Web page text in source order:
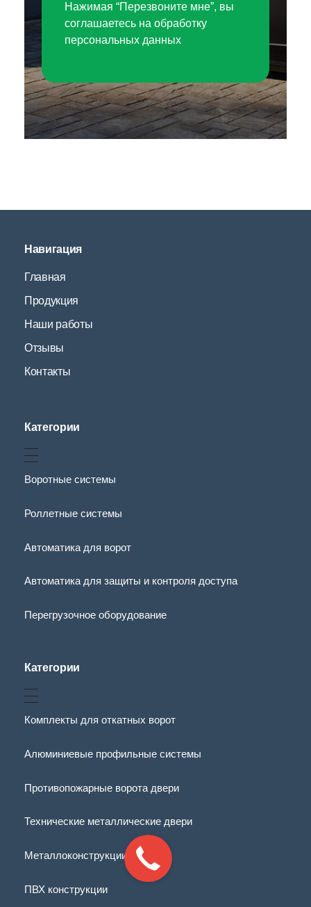
Нажимая “Перезвоните мне”, вы
соглашаетесь на обработку
персональных данных
Навигация
Главная
Продукция
Наши работы
Отзывы
Контакты
Категории
Воротные системы
Роллетные системы
Автоматика для ворот
Автоматика для защиты и контроля доступа
Перегрузочное оборудование
Категории
Комплекты для откатных ворот
Алюминиевые профильные системы
Противопожарные ворота двери
Технические металлические двери
Металлоконструкции
ПВХ конструкции